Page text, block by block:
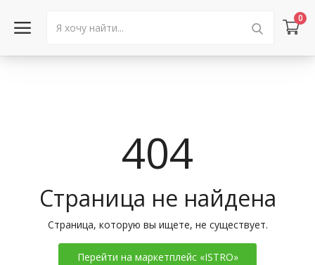
0
Новости
Статьи
Объявления
404
Страница не найдена
Страница, которую вы ищете, не существует.
Перейти на маркетплейс «ISTRO»